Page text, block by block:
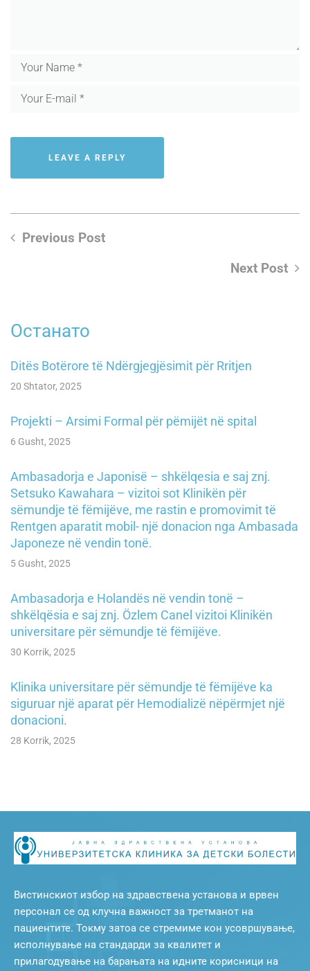
Previous Post
Next Post
Останато
Ditës Botërore të Ndërgjegjësimit për Rritjen
20 Shtator, 2025
Projekti – Arsimi Formal për pëmijët në spital
6 Gusht, 2025
Ambasadorja e Japonisë – shkëlqesia e saj znj.
Setsuko Kawahara – vizitoi sot Klinikën për
sëmundje të fëmijëve, me rastin e promovimit të
Rentgen aparatit mobil- një donacion nga Ambasada
Japoneze në vendin tonë.
5 Gusht, 2025
Ambasadorja e Holandës në vendin tonë –
shkëlqësia e saj znj. Özlem Canel vizitoi Klinikën
universitare për sëmundje të fëmijëve.
30 Korrik, 2025
Klinika universitare për sëmundje të fëmijëve ka
siguruar një aparat për Hemodializë nëpërmjet një
donacioni.
28 Korrik, 2025
Вистинскиот избор на здравствена установа и врвен
персонал се од клучна важност за третманот на
пациентите. Токму затоа се стремиме кон усовршување,
исполнување на стандарди за квалитет и
прилагодување на барањата на идните корисници на